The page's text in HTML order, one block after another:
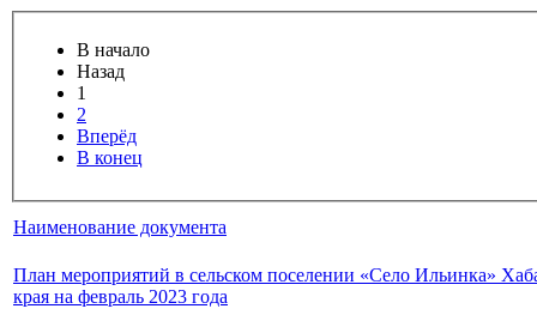
В начало
Назад
1
2
Вперёд
В конец
Наименование документа
План мероприятий в сельском поселении «Село Ильинка»
края на февраль 2023 года